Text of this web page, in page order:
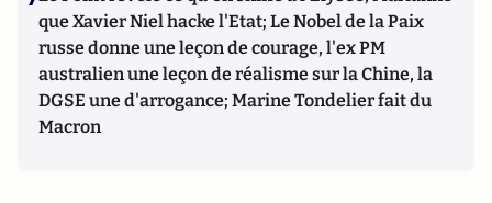
que Xavier Niel hacke l'Etat; Le Nobel de la Paix
russe donne une leçon de courage, l'ex PM
australien une leçon de réalisme sur la Chine, la
DGSE une d'arrogance; Marine Tondelier fait du
Macron